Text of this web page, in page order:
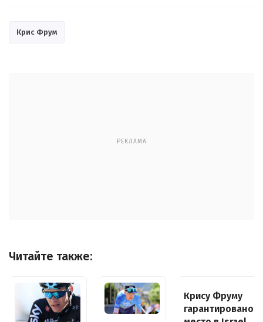
Крис Фрум
РЕКЛАМА
Читайте также:
Крису Фруму
гарантировано